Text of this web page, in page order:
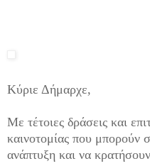
Κύριε Δήμαρχε,
Με τέτοιες δράσεις και
καινοτομίας που μπορούν
ανάπτυξη και να